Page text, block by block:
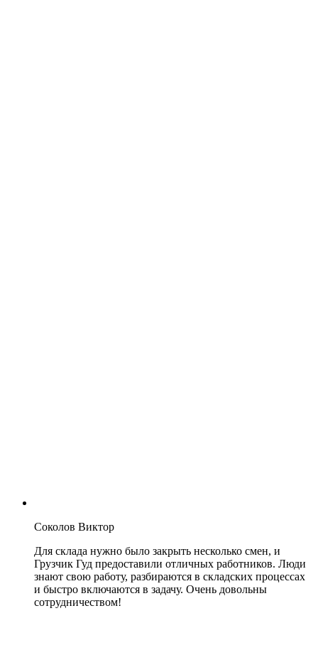
Соколов Виктор
Для склада нужно было закрыть несколько смен, и
Грузчик Гуд предоставили отличных работников. Люди
знают свою работу, разбираются в складских процессах
и быстро включаются в задачу. Очень довольны
сотрудничеством!